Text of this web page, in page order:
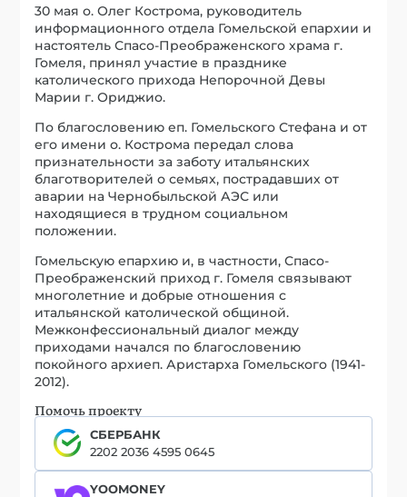
30 мая о. Олег Кострома, руководитель
информационного отдела Гомельской епархии и
настоятель Спасо-Преображенского храма г.
Гомеля, принял участие в празднике
католического прихода Непорочной Девы
Марии г. Ориджио.
По благословению еп. Гомельского Стефана и от
его имени о. Кострома передал слова
признательности за заботу итальянских
благотворителей о семьях, пострадавших от
аварии на Чернобыльской АЭС или
находящиеся в трудном социальном
положении.
Гомельскую епархию и, в частности, Спасо-
Преображенский приход г. Гомеля связывают
многолетние и добрые отношения с
итальянской католической общиной.
Межконфессиональный диалог между
приходами начался по благословению
покойного архиеп. Аристарха Гомельского (1941-
2012).
Помочь проекту
СБЕРБАНК
2202 2036 4595 0645
YOOMONEY